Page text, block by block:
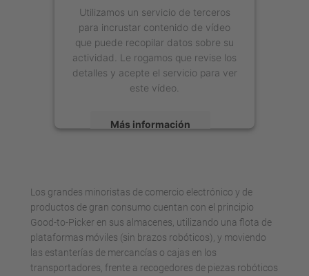
Utilizamos un servicio de terceros
para incrustar contenido de vídeo
que puede recopilar datos sobre su
actividad. Le rogamos que revise los
detalles y acepte el servicio para ver
este vídeo.
Más información
Management Platform
Los grandes minoristas de comercio electrónico y de
productos de gran consumo cuentan con el principio
Good-to-Picker en sus almacenes, utilizando una flota de
plataformas móviles (sin brazos robóticos), y moviendo
las estanterías de mercancías o cajas en los
transportadores, frente a recogedores de piezas robóticos